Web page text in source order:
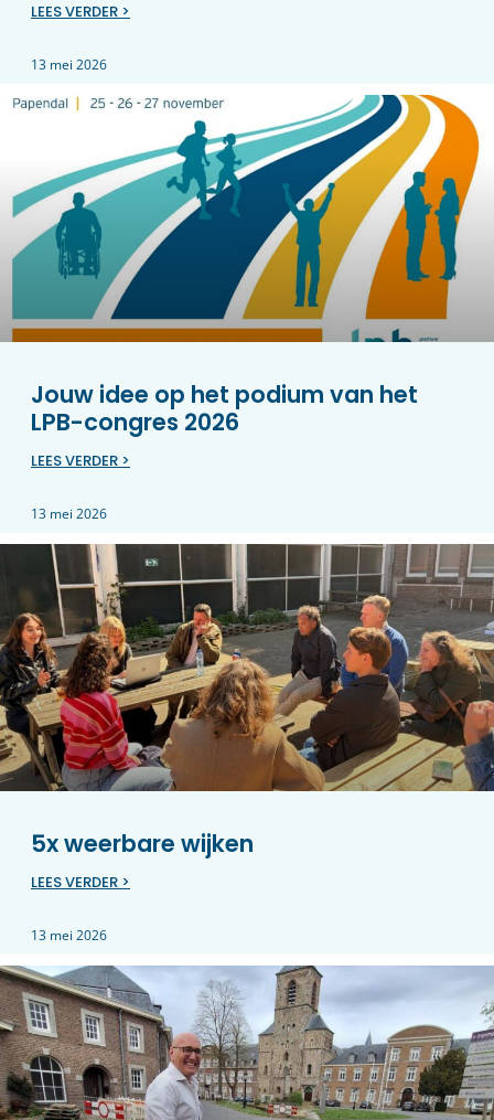
LEES VERDER >
13 mei 2026
Jouw idee op het podium van het
LPB-congres 2026
LEES VERDER >
13 mei 2026
5x weerbare wijken
LEES VERDER >
13 mei 2026